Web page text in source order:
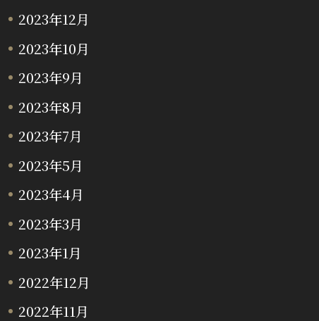
2023年12月
2023年10月
2023年9月
2023年8月
2023年7月
2023年5月
2023年4月
2023年3月
2023年1月
2022年12月
2022年11月